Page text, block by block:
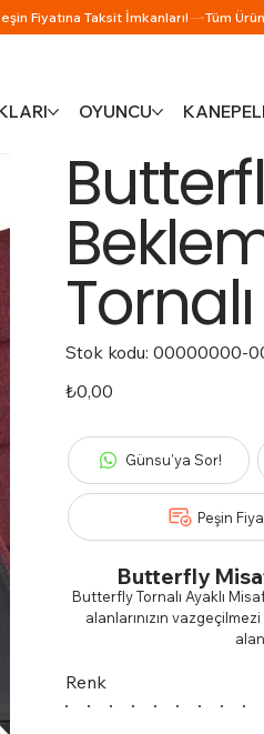
OYUNCU
Stok kodu: Stok
kodu:
00000000-
Fiyat
₺0,00
Günsu'ya Sor!
Peşin
Butterfly
Butterfly Tornalı Ayaklı
alanlarınızın
Renk